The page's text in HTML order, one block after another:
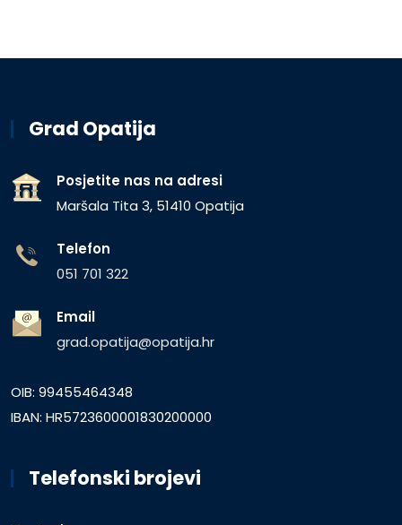
Grad Opatija
Posjetite nas na adresi
Maršala Tita 3, 51410 Opatija
Telefon
051 701 322
Email
grad.opatija@opatija.hr
OIB: 99455464348
IBAN: HR5723600001830200000
Telefonski brojevi